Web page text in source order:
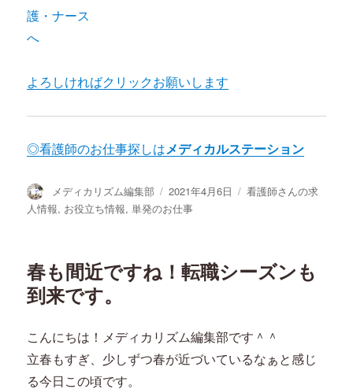
よろしければクリックお願いします
◎看護師のお仕事探しは メディカルステーション
投
稿
メディカリズム編集部
投
稿
2021年4月6日
カ
看護師さんの求
人情報, お役立ち情報,単発のお仕事
春も間近ですね！転職シーズンも
到来です。
こんにちは！メディカリズム編集部です＾＾
立春もすぎ、少しずつ春が近づいているなぁと感じ
る今日この頃です。